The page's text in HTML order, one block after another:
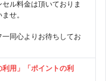
ル料金は頂いておりま
せ。
同心よりお待ちしてお
用」「ポイントの利